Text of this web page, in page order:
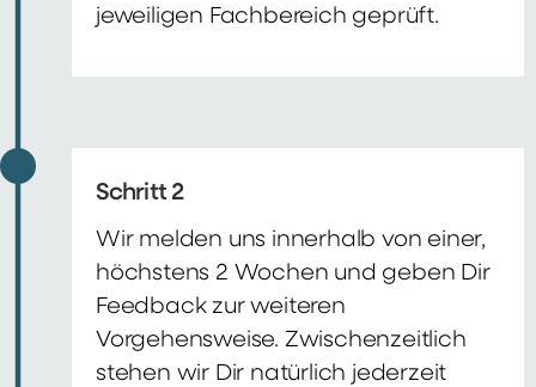
jeweiligen Fachbereich geprüft.
Schritt 2
Wir melden uns innerhalb von einer,
höchstens 2 Wochen und geben Dir
Feedback zur weiteren
Vorgehensweise. Zwischenzeitlich
stehen wir Dir natürlich jederzeit